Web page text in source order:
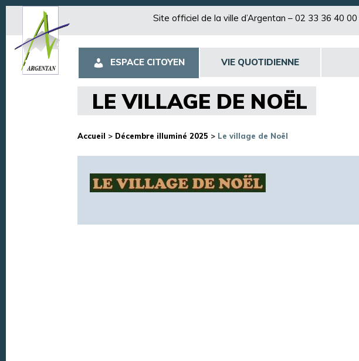
Site officiel de la ville d’Argentan – 02 33 36 40 00
ESPACE CITOYEN VIE QUOTIDIENNE
LE VILLAGE DE NOËL
Accueil > Décembre illuminé 2025 > Le village de Noël